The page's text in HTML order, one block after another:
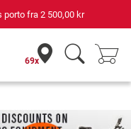
porto fra2 500,00 kr
69x